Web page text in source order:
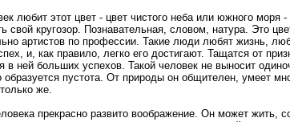
любит этот цвет - цвет чистого неба или южного моря
свой кругозор. Познавательная, словом, натура. Это
артистов по профессии. Такие люди любят жизнь,
и, как правило, легко его достигают. Тащатся от
в ней больших успехов. Такой человек не выносит
образуется пустота. От природы он общителен, умеет
же.
прекрасно развито воображение. Он может жить,